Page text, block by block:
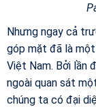
Nhưng ngay cả
góp mặt đã là
Việt Nam. Bởi lần
ngoài quan sát
chúng ta có đại